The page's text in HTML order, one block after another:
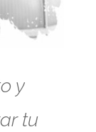
y
tu